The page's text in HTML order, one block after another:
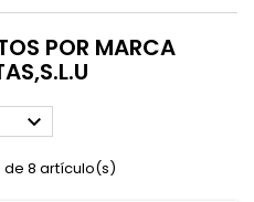
POR MARCA

de 8 artículo(s)